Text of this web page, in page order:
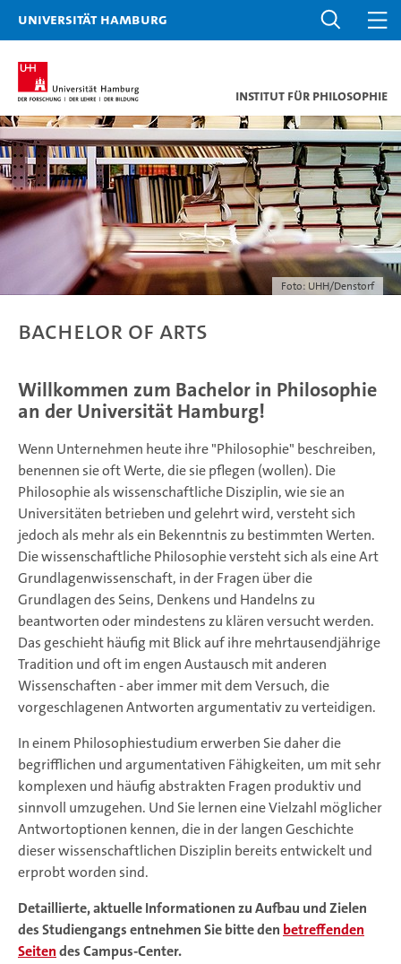
Universität Hamburg
Institut für Philosophie
Foto: UHH/Denstorf
Bachelor of Arts
Willkommen zum Bachelor in Philosophie
an der Universität Hamburg!
Wenn Unternehmen heute ihre "Philosophie" beschreiben,
benennen sie oft Werte, die sie pflegen (wollen). Die
Philosophie als wissenschaftliche Disziplin, wie sie an
Universitäten betrieben und gelehrt wird, versteht sich
jedoch als mehr als ein Bekenntnis zu bestimmten Werten.
Die wissenschaftliche Philosophie versteht sich als eine Art
Grundlagenwissenschaft, in der Fragen über die
Grundlagen des Seins, Denkens und Handelns zu
beantworten oder mindestens zu klären versucht werden.
Das geschieht häufig mit Blick auf ihre mehrtausendjährige
Tradition und oft im engen Austausch mit anderen
Wissenschaften - aber immer mit dem Versuch, die
vorgeschlagenen Antworten argumentativ zu verteidigen.
In einem Philosophiestudium erwerben Sie daher die
begrifflichen und argumentativen Fähigkeiten, um mit sehr
komplexen und häufig abstrakten Fragen produktiv und
sinnvoll umzugehen. Und Sie lernen eine Vielzahl möglicher
Antwortoptionen kennen, die in der langen Geschichte
dieser wissenschaftlichen Disziplin bereits entwickelt und
erprobt worden sind.
Detaillierte, aktuelle Informationen zu Aufbau und Zielen
des Studiengangs entnehmen Sie bitte den betreffenden
Seitendes Campus-Center.